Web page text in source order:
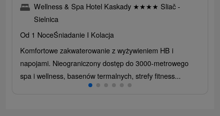
Wellness & Spa Hotel Kaskady ★★★★ Sliač -
Sielnica
Od 1 NoceŚniadanie I Kolacja
Komfortowe zakwaterowanie z wyżywieniem HB i
napojami. Nieograniczony dostęp do 3000-metrowego
spa i wellness, basenów termalnych, strefy fitness...